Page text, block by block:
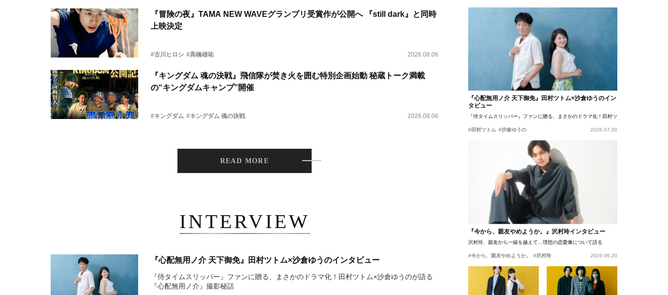
『冒険の夜』TAMA NEW WAVEグランプリ受賞作が公開へ 『still dark』と同時
上映決定
#古川ヒロシ #髙橋雄祐 2026.08.06
『キングダム 魂の決戦』飛信隊が焚き火を囲む特別企画始動 秘蔵トーク満載
の“キングダムキャンプ”開催
#キングダム #キングダム 魂の決戦 2026.08.06
READ MORE
INTERVIEW
『心配無用ノ介 天下御免』田村ツトム×沙倉ゆうのインタビュー
『侍タイムスリッパー』ファンに贈る、まさかのドラマ化！田村ツトム×沙倉ゆうのが語る
『心配無用ノ介』撮影秘話
『心配無用ノ介 天下御免』田村ツトム×沙倉ゆうのイン
タビュー
『侍タイムスリッパー』ファンに贈る、まさかのドラマ化！田村ツトム×沙倉ゆうのが語
#田村ツトム #沙倉ゆうの 2026.07.30
『今から、親友やめようか。』沢村玲インタビュー
沢村玲、親友から一線を越えて…理想の恋愛像について語る
#今から、親友やめようか。 #沢村玲 2026.06.20